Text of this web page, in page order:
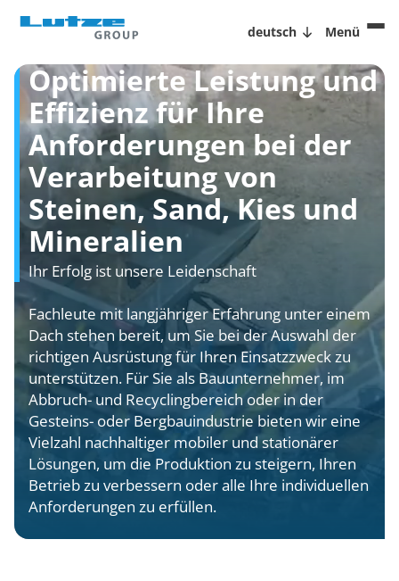
deutsch Menü
Optimierte Leistung und
Effizienz für Ihre
Anforderungen bei der
Verarbeitung von
Steinen, Sand, Kies und
Mineralien
Ihr Erfolg ist unsere Leidenschaft
Fachleute mit langjähriger Erfahrung unter einem
Dach stehen bereit, um Sie bei der Auswahl der
richtigen Ausrüstung für Ihren Einsatzzweck zu
unterstützen. Für Sie als Bauunternehmer, im
Abbruch- und Recyclingbereich oder in der
Gesteins- oder Bergbauindustrie bieten wir eine
Vielzahl nachhaltiger mobiler und stationärer
Lösungen, um die Produktion zu steigern, Ihren
Betrieb zu verbessern oder alle Ihre individuellen
Anforderungen zu erfüllen.